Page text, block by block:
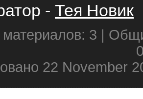
- Тея Новик
материалов: 3 |
22 November